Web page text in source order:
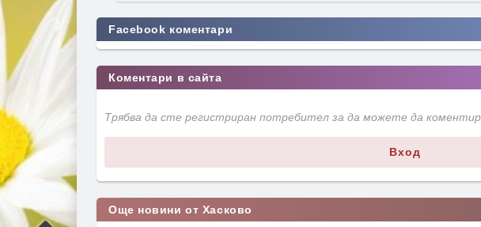
Facebook коментари
Коментари в сайта
Трябва да сте регистриран потребител за да можете да
Вход
Още новини от Хасково